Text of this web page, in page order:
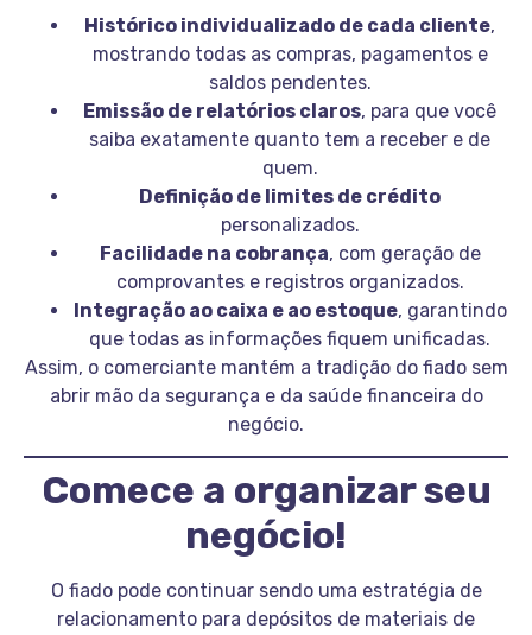
Histórico individualizado de cada cliente,
mostrando todas as compras, pagamentos e
saldos pendentes.
Emissão de relatórios claros, para que você
saiba exatamente quanto tem a receber e de
quem.
Definição de limites de crédito
personalizados.
Facilidade na cobrança, com geração de
comprovantes e registros organizados.
Integração ao caixa e ao estoque, garantindo
que todas as informações fiquem unificadas.
Assim, o comerciante mantém a tradição do fiado sem
abrir mão da segurança e da saúde financeira do
negócio.
Comece a organizar seu
negócio!
O fiado pode continuar sendo uma estratégia de
relacionamento para depósitos de materiais de